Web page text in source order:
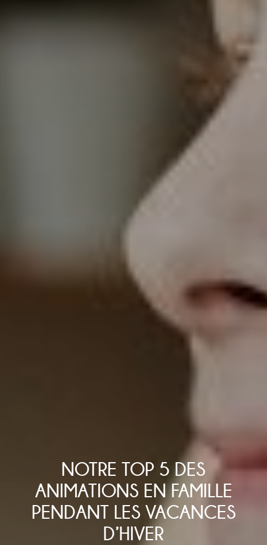
NOTRE TOP 5 DES
ANIMATIONS EN FAMILLE
PENDANT LES VACANCES
D’HIVER